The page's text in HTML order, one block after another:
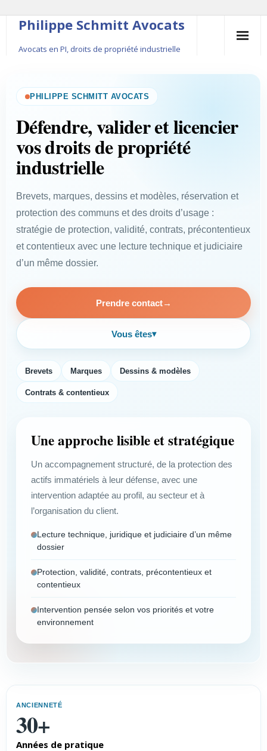
Philippe Schmitt Avocats
Avocats en PI, droits de propriété industrielle
54
Le fondateur
Publications
Actualité
PHILIPPE SCHMITT AVOCATS
Défendre, valider et licencier
vos droits de propriété
industrielle
Brevets, marques, dessins et modèles, réservation et
protection des communs et des droits d’usage :
stratégie de protection, validité, contrats, précontentieux
et contentieux avec une lecture technique et judiciaire
d’un même dossier.
Prendre contact→
Vous êtes▾
Brevets Marques Dessins & modèles
Contrats & contentieux
Une approche lisible et stratégique
Un accompagnement structuré, de la protection des
actifs immatériels à leur défense, avec une
intervention adaptée au profil, au secteur et à
l’organisation du client.
Lecture technique, juridique et judiciaire d’un même
dossier
Protection, validité, contrats, précontentieux et
contentieux
Intervention pensée selon vos priorités et votre
environnement
immédiat et accéder à la page dédiée.
PROFIL
ANCIENNETÉ
30+
Années de pratique